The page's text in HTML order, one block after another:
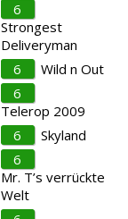
6
Strongest
Deliveryman
6
Wild n Out
6
Telerop 2009
6
Skyland
6
Mr. T’s verrückte
Welt